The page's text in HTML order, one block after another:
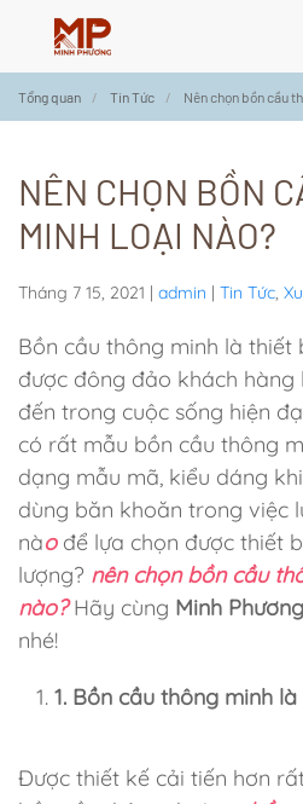
Skip
to
content
Tổng quan Tin Tức Nên chọn bồn cầu
NÊN CHỌN BỒN
MINH LOẠI NÀO?
Tháng 7 15, 2021 | admin | Tin Tức,
Bồn cầu thông minh là thiết
được đông đảo khách hàng
đến trong cuộc sống hiện
có rất mẫu bồn cầu thông
dạng mẫu mã, kiểu dáng
dùng băn khoăn trong việc
nào để lựa chọn được thiết
lượng? nên chọn bồn cầu
nào?Hãy cùng Minh
nhé!
1. Bồn cầu thông minh là
Được thiết kế cải tiến hơn